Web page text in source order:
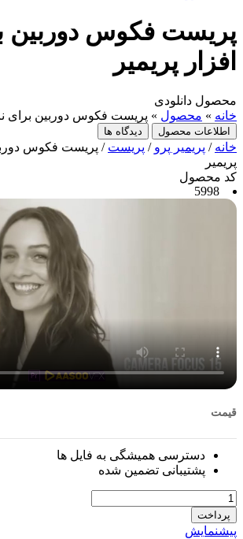
پریست فکوس دوربین
افزار پریمیر
محصول دانلودی
خانه » محصول » پریست فکوس دوربین برای
اطلاعات محصول دیدگاه ها
خانه / پریمیر پرو / پریست / پریست فکوس
پریمیر
کد محصول
5998
قیمت
دسترسی همیشگی به فایل ها
پشتیبانی تضمین شده
تعداد
پرداخت
پیشنمایش